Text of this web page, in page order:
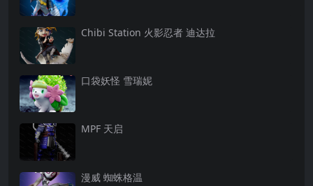
Chibi Station 火影忍者 迪达拉
口袋妖怪 雪瑞妮
MPF 天启
漫威 蜘蛛格温